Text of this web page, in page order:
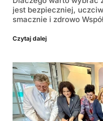
jest bezpieczniej,
smacznie i zdrowo
Czytaj dalej